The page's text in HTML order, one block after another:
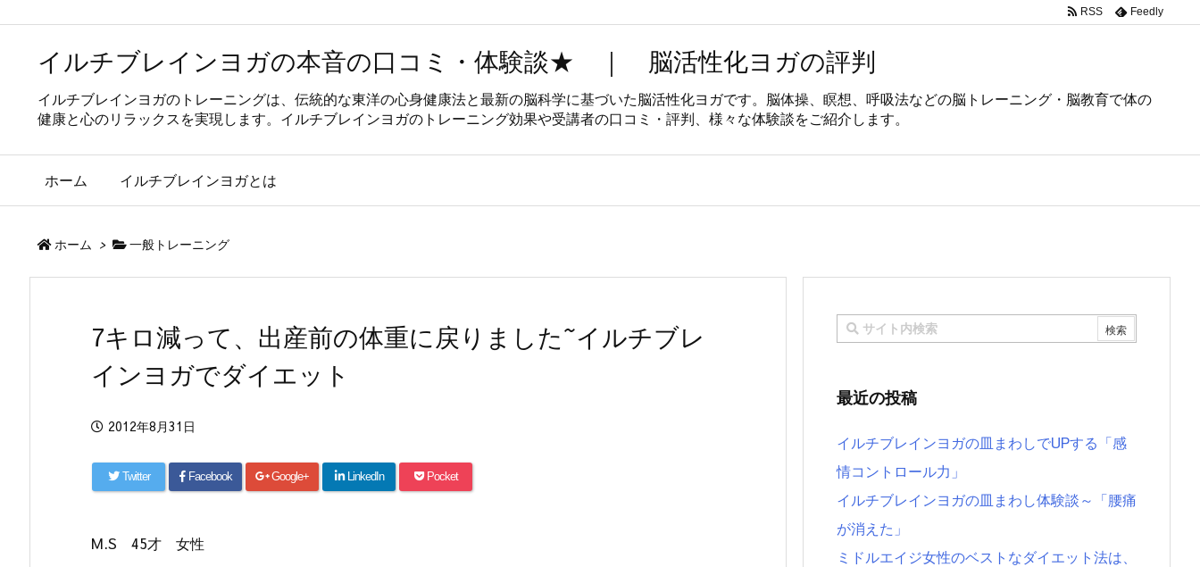
イルチブレインヨガの本音の口コミ・体験談★ ｜ 脳活性化ヨガの評判
イルチブレインヨガのトレーニングは、伝統的な東洋の心身健康法と最新の脳科学に基づいた脳活性化ヨガです。脳体操、瞑想、呼吸法などの脳トレーニング・脳教育で体の
健康と心のリラックスを実現します。イルチブレインヨガのトレーニング効果や受講者の口コミ・評判、様々な体験談をご紹介します。
ホーム イルチブレインヨガとは
RSS Feedly
ホーム > 一般トレーニング
7キロ減って、出産前の体重に戻りました~イルチブレ
インヨガでダイエット
2012年8月31日
Twitter Facebook Google+ LinkedIn Pocket
M.S 45才 女性
最近の投稿
イルチブレインヨガの皿まわしでUPする「感
情コントロール力」
イルチブレインヨガの皿まわし体験談～「腰痛
が消えた」
ミドルエイジ女性のベストなダイエット法は、